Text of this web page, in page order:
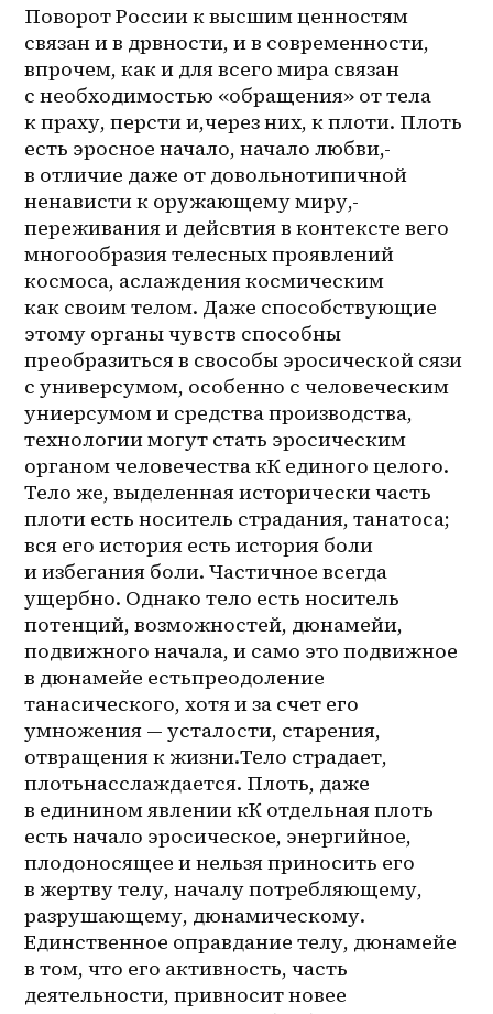
Поворот России к высшим ценностям
связан и в дрвности, и в современности,
впрочем, как и для всего мира связан
с необходимостью «обращения» от тела
к праху, персти и,через них, к плоти. Плоть
есть эросное начало, начало любви,-
в отличие даже от довольнотипичной
ненависти к оружающему миру,-
переживания и дейсвтия в контексте вего
многообразия телесных проявлений
космоса, аслаждения космическим
как своим телом. Даже способствующие
этому органы чувств способны
преобразиться в свособы эросической сязи
с универсумом, особенно с человеческим
униерсумом и средства производства,
технологии могут стать эросическим
органом человечества кК единого целого.
Тело же, выделенная исторически часть
плоти есть носитель страдания, танатоса;
вся его история есть история боли
и избегания боли. Частичное всегда
ущербно. Однако тело есть носитель
потенций, возможностей, дюнамейи,
подвижного начала, и само это подвижное
в дюнамейе естьпреодоление
танасического, хотя и за счет его
умножения — усталости, старения,
отвращения к жизни.Тело страдает,
плотьнасслаждается. Плоть, даже
в единином явлении кК отдельная плоть
есть начало эросическое, энергийное,
плодоносящее и нельзя приносить его
в жертву телу, началу потребляющему,
разрушающему, дюнамическому.
Единственное оправдание телу, дюнамейе
в том, что его активность, часть
деятельности, привносит новее